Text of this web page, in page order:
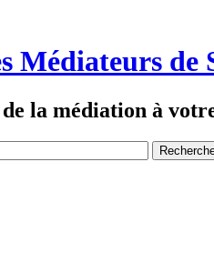
Médiateurs de
la médiation à